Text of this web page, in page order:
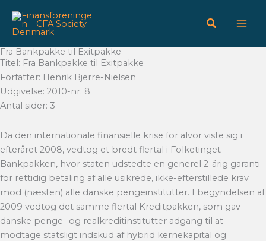
indholdet
Fra Bankpakke til Exitpakke
Titel: Fra Bankpakke til Exitpakke
Forfatter: Henrik Bjerre-Nielsen
Udgivelse: 2010-nr. 8
Antal sider: 3
Da den internationale finansielle krise for alvor viste sig i
efteråret 2008, vedtog et bredt flertal i Folketinget
Bankpakken, hvor staten udstedte en generel 2-årig garanti
for rettidig betaling af alle usikrede, ikke-efterstillede krav
mod (næsten) alle danske pengeinstitutter. I begyndelsen af
2009 vedtog det samme flertal Kreditpakken, som gav
danske penge- og realkreditinstitutter adgang til at
modtage statsligt indskud af hybrid kernekapital og